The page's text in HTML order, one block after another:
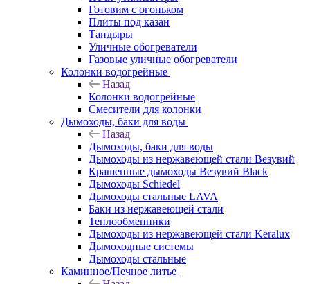
Готовим с огоньком
Плиты под казан
Тандыры
Уличные обогреватели
Газовые уличные обогреватели
Колонки водогрейные
Назад
Колонки водогрейные
Смесители для колонки
Дымоходы, баки для воды
Назад
Дымоходы, баки для воды
Дымоходы из нержавеющей стали Везувий
Крашенные дымоходы Везувий Black
Дымоходы Schiedel
Дымоходы стальные LAVA
Баки из нержавеющей стали
Теплообменники
Дымоходы из нержавеющей стали Keralux
Дымоходные системы
Дымоходы стальные
Каминное/Печное литье